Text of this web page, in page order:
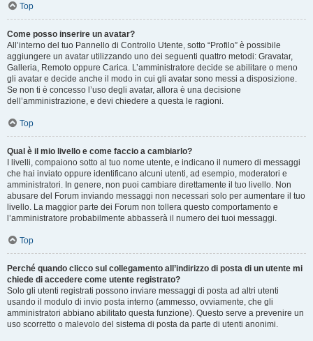
Top
Come posso inserire un avatar?
All’interno del tuo Pannello di Controllo Utente, sotto “Profilo” è possibile
aggiungere un avatar utilizzando uno dei seguenti quattro metodi: Gravatar,
Galleria, Remoto oppure Carica. L’amministratore decide se abilitare o meno
gli avatar e decide anche il modo in cui gli avatar sono messi a disposizione.
Se non ti è concesso l’uso degli avatar, allora è una decisione
dell’amministrazione, e devi chiedere a questa le ragioni.
Top
Qual è il mio livello e come faccio a cambiarlo?
I livelli, compaiono sotto al tuo nome utente, e indicano il numero di messaggi
che hai inviato oppure identificano alcuni utenti, ad esempio, moderatori e
amministratori. In genere, non puoi cambiare direttamente il tuo livello. Non
abusare del Forum inviando messaggi non necessari solo per aumentare il tuo
livello. La maggior parte dei Forum non tollera questo comportamento e
l’amministratore probabilmente abbasserà il numero dei tuoi messaggi.
Top
Perché quando clicco sul collegamento all’indirizzo di posta di un utente mi
chiede di accedere come utente registrato?
Solo gli utenti registrati possono inviare messaggi di posta ad altri utenti
usando il modulo di invio posta interno (ammesso, ovviamente, che gli
amministratori abbiano abilitato questa funzione). Questo serve a prevenire un
uso scorretto o malevolo del sistema di posta da parte di utenti anonimi.